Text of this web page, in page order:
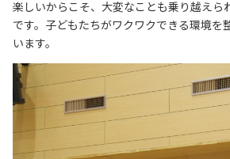
楽しいからこそ、大変なことも乗り越えら
です。子どもたちがワクワクできる環境を
います。